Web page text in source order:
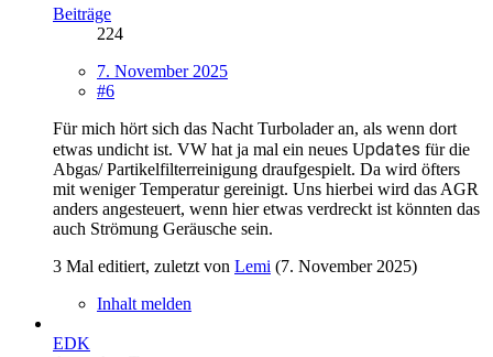
Beiträge
224
7. November 2025
#6
Für mich hört sich das Nacht Turbolader an, als wenn dort
etwas undicht ist. VW hat ja mal ein neues Updates für die
Abgas/ Partikelfilterreinigung draufgespielt. Da wird öfters
mit weniger Temperatur gereinigt. Uns hierbei wird das AGR
anders angesteuert, wenn hier etwas verdreckt ist könnten das
auch Strömung Geräusche sein.
3 Mal editiert, zuletzt von Lemi (7. November 2025)
Inhalt melden
EDK